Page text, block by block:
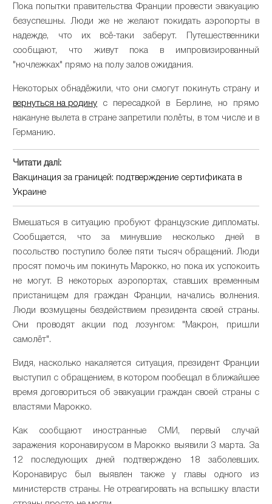
Пока попытки правительства Франции провести эвакуацию
безуспешны. Люди же не желают покидать аэропорты в
надежде, что их всё-таки заберут. Путешественники
сообщают, что живут пока в импровизированный
"ночлежках" прямо на полу залов ожидания.
Некоторых обнадёжили, что они смогут покинуть страну и
вернуться на родину с пересадкой в Берлине, но прямо
накануне вылета в стране запретили полёты, в том числе и в
Германию.
Читати далі:
Вакцинация за границей: подтверждение сертификата в
Украине
Вмешаться в ситуацию пробуют французские дипломаты.
Сообщается, что за минувшие несколько дней в
посольство поступило более пяти тысяч обращений. Люди
просят помочь им покинуть Марокко, но пока их успокоить
не могут. В некоторых аэропортах, ставших временным
пристанищем для граждан Франции, начались волнения.
Люди возмущены бездействием президента своей страны.
Они проводят акции под лозунгом: "Макрон, пришли
самолёт".
Видя, насколько накаляется ситуация, президент Франции
выступил с обращением, в котором пообещал в ближайшее
время договориться об эвакуации граждан своей страны с
властями Марокко.
Как сообщают иностранные СМИ, первый случай
заражения коронавирусом в Марокко выявили 3 марта. За
12 последующих дней подтверждено 18 заболевших.
Коронавирус был выявлен также у главы одного из
министерств страны. Не отреагировать на вспышку власти